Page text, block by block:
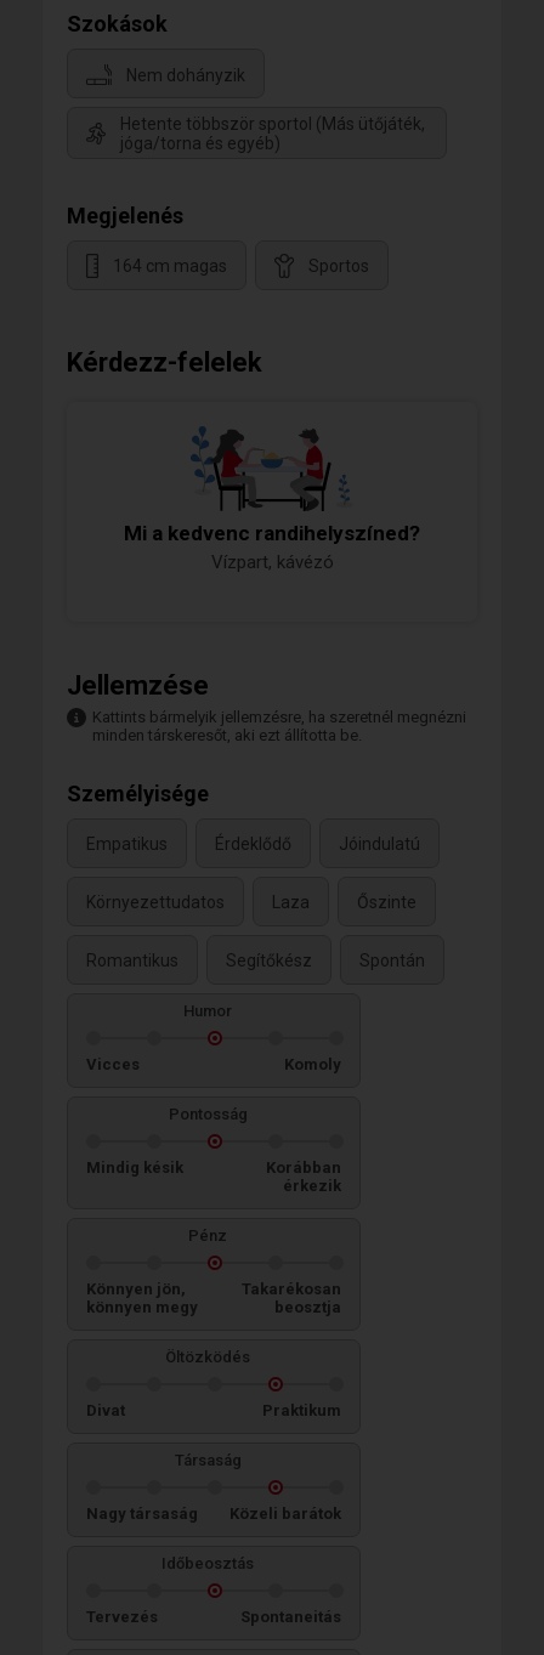
Szokások
Nem dohányzik
Hetente többször sportol (Más ütőjáték,
jóga/torna és egyéb)
Megjelenés
164 cm magas Sportos
Kérdezz-felelek
Mi a kedvenc randihelyszíned?
Vízpart, kávézó
Jellemzése
Kattints bármelyik jellemzésre, ha szeretnél megnézni
minden társkeresőt, aki ezt állította be.
Személyisége
Empatikus Érdeklődő Jóindulatú
Környezettudatos Laza Őszinte
Romantikus Segítőkész Spontán
Humor
Vicces Komoly
Pontosság
Mindig késik
Korábban
érkezik
Pénz
Könnyen jön,
könnyen megy
Takarékosan
beosztja
Öltözködés
Divat Praktikum
Társaság
Nagy társaság Közeli barátok
Időbeosztás
Tervezés Spontaneitás